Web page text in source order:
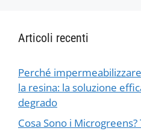
Articoli recenti
Perché
la resina: la soluzione
degrado
Cosa Sono i